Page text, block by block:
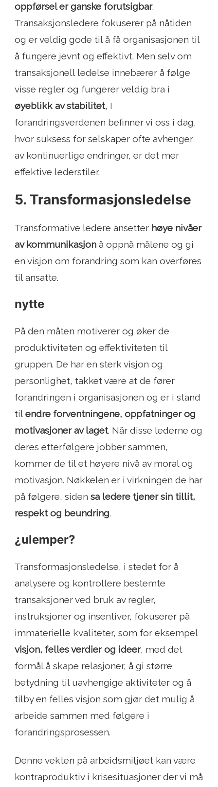
oppførsel er ganske forutsigbar.
Transaksjonsledere fokuserer på nåtiden
og er veldig gode til å få organisasjonen til
å fungere jevnt og effektivt. Men selv om
transaksjonell ledelse innebærer å følge
visse regler og fungerer veldig bra i
øyeblikk av stabilitet, I
forandringsverdenen befinner vi oss i dag,
hvor suksess for selskaper ofte avhenger
av kontinuerlige endringer, er det mer
effektive lederstiler.
5. Transformasjonsledelse
Transformative ledere ansetter høye nivåer
av kommunikasjon å oppnå målene og gi
en visjon om forandring som kan overføres
til ansatte.
nytte
På den måten motiverer og øker de
produktiviteten og effektiviteten til
gruppen. De har en sterk visjon og
personlighet, takket være at de fører
forandringen i organisasjonen og er i stand
til endre forventningene, oppfatninger og
motivasjoner av laget. Når disse lederne og
deres etterfølgere jobber sammen,
kommer de til et høyere nivå av moral og
motivasjon. Nøkkelen er i virkningen de har
på følgere, siden sa ledere tjener sin tillit,
respekt og beundring.
¿ulemper?
Transformasjonsledelse, i stedet for å
analysere og kontrollere bestemte
transaksjoner ved bruk av regler,
instruksjoner og insentiver, fokuserer på
immaterielle kvaliteter, som for eksempel
visjon, felles verdier og ideer, med det
formål å skape relasjoner, å gi større
betydning til uavhengige aktiviteter og å
tilby en felles visjon som gjør det mulig å
arbeide sammen med følgere i
forandringsprosessen.
Denne vekten på arbeidsmiljøet kan være
kontraproduktiv i krisesituasjoner der vi må